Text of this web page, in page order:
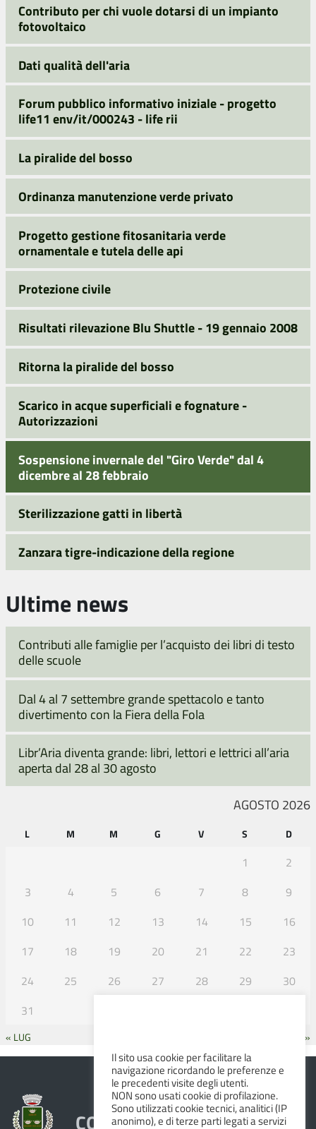
Contributo per chi vuole dotarsi di un impianto
fotovoltaico
Dati qualità dell'aria
Forum pubblico informativo iniziale - progetto
life11 env/it/000243 - life rii
La piralide del bosso
Ordinanza manutenzione verde privato
Progetto gestione fitosanitaria verde
ornamentale e tutela delle api
Protezione civile
Risultati rilevazione Blu Shuttle - 19 gennaio 2008
Ritorna la piralide del bosso
Scarico in acque superficiali e fognature -
Autorizzazioni
Sospensione invernale del "Giro Verde" dal 4
dicembre al 28 febbraio
Sterilizzazione gatti in libertà
Zanzara tigre-indicazione della regione
Ultime news
Contributi alle famiglie per l’acquisto dei libri di testo
delle scuole
Dal 4 al 7 settembre grande spettacolo e tanto
divertimento con la Fiera della Fola
Libr’Aria diventa grande: libri, lettori e lettrici all’aria
aperta dal 28 al 30 agosto
AGOSTO 2026
L M M G V S D
1
2
3
4 5 6 7 8
9
10
11 12 13 14 15
16
17
18 19 20 21 22
23
24
25 26 27 28 29
30
31
« LUG SET »
COMUNE DI ALBINEA
Il sito usa cookie per facilitare la
navigazione ricordando le preferenze e
le precedenti visite degli utenti.
NON sono usati cookie di profilazione.
Sono utilizzati cookie tecnici, analitici (IP
anonimo), e di terze parti legati a servizi